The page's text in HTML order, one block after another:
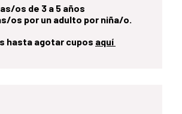
os de 3 a 5 años
os por un adulto por niña/o.
hasta agotar cupos aquí